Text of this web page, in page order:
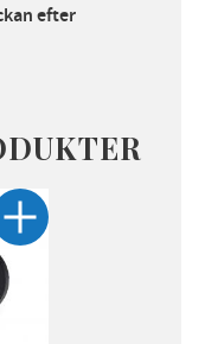
efter